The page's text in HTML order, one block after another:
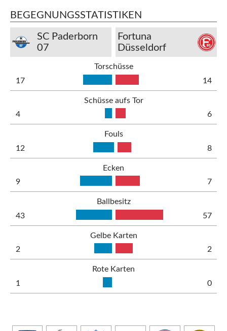
BEGEGNUNGSSTATISTIKEN
SC Paderborn
07
Fortuna
Düsseldorf
Torschüsse
17
14
Schüsse aufs Tor
4
6
Fouls
12
8
Ecken
9
7
Ballbesitz
43
57
Gelbe Karten
2
2
Rote Karten
1
0